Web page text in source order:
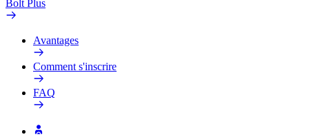
Bolt Plus
Avantages
Comment s'inscrire
FAQ